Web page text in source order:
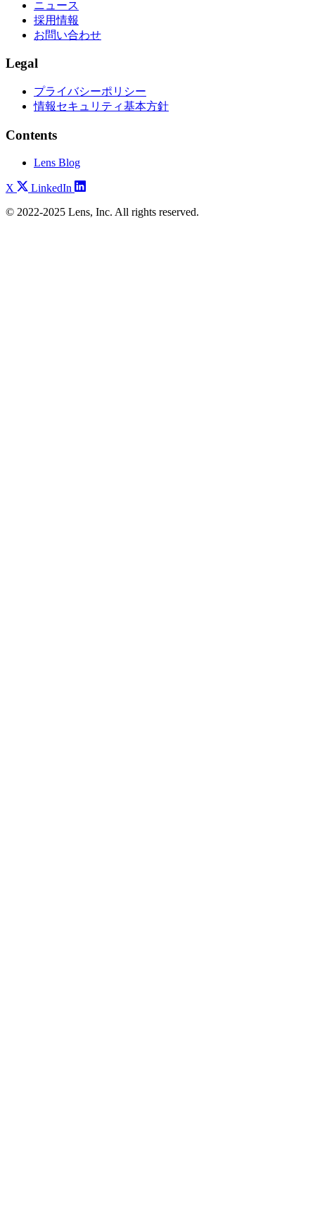
ニュース
採用情報
お問い合わせ
Legal
プライバシーポリシー
情報セキュリティ基本方針
Contents
Lens Blog
X
LinkedIn
© 2022-2025 Lens, Inc. All rights reserved.